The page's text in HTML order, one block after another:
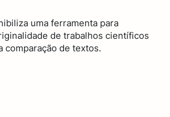
uma ferramenta para
de trabalhos científicos
comparação de textos.